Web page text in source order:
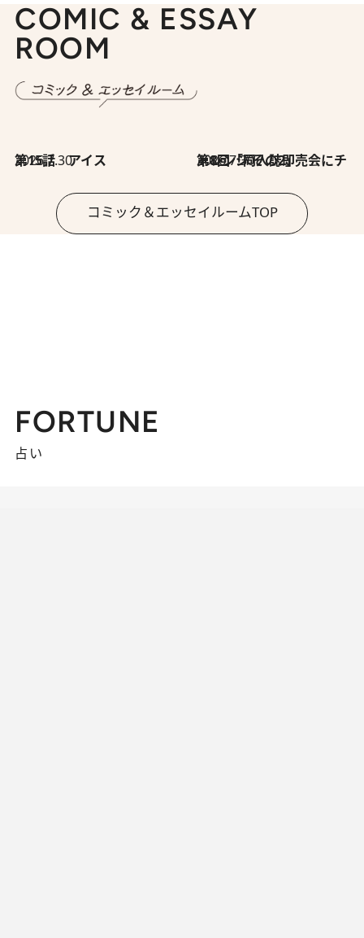
COMIC & ESSAY
ROOM
2026.7.30
第15話 アイス 2026.7.30
第8回「同人誌即売会にチャレンジ その2」
コミック＆エッセイルームTOP
FORTUNE
占い